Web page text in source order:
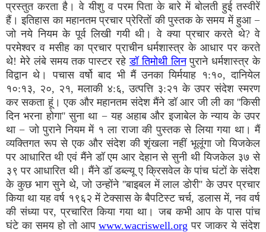
प्रस्तुत करता है। वे यीशु व परम पिता के बारे में बोलती हुई तस्वीरें
हैं। इतिहास का महानतम प्रचार प्रेरितों की पुस्तक के समय में हुआ −
जो नये नियम के पूर्व लिखी गयी थी। वे क्या प्रचार करते थे? वे
परमेश्वर व मसीह का प्रचार प्राचीन धर्मशास्त्र के आधार पर करते
थे! मेरे लंबे समय तक पास्टर रहेडॉ तिमोथी लिनपुराने धर्मशास्त्र के
विद्वान थे। पचास वर्षो बाद भी मैं उनका यिर्मयाह १:१०, दानियेल
१०:१३, २०, २१, मलाकी ४:६, उत्पत्ति ३:२१ के उपर संदेश स्मरण
कर सकता हूं। एक और महानतम संदेश मैंने डॉ आर जी ली का ''किसी
दिन भरना होगा'' सुना था − यह अहाब और इजाबेल के न्याय के उपर
था − जो पुराने नियम में १ ला राजा की पुस्तक से लिया गया था। मैं
व्यक्तिगत रूप से एक और संदेश की शृंखला नहीं भूलूंगा जो यिजकेल
पर आधारित थी एवं मैंने डॉ एम आर देहान से सुनी थी यिजकेल ३७ से
३९ पर आधारित थी। मैंने डॉ डब्ल्यू ए क्रिसवेल के पांच घंटों के संदेश
के कुछ भाग सुने थे, जो उन्होंने ''बाइबल में लाल डोरी'' के उपर प्रचार
किया था यह वर्ष १९६२ में टेक्सास के बैपटिस्ट चर्च, डलास में, नव वर्ष
की संध्या पर, प्रचारित किया गया था। जब कभी आप के पास पांच
घंटे का समय हो तो आपwww.wacriswell.org पर जाकर ये संदेश